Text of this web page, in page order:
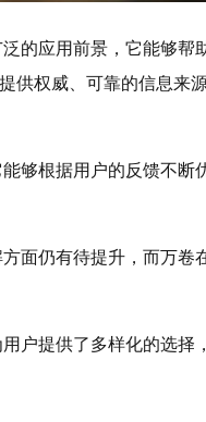
的应用前景，它能够帮
供权威、可靠的信息来
够根据用户的反馈不断
面仍有待提升，而万卷
户提供了多样化的选择